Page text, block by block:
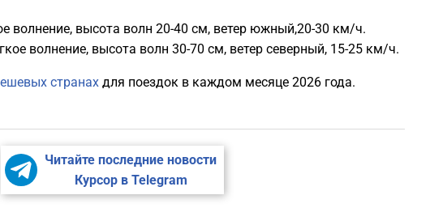
волнение, высота волн 20-40 см, ветер южный,20-30 км/ч.
волнение, высота волн 30-70 см, ветер северный, 15-25 км/ч.
странах для поездок в каждом месяце 2026 года.
Читайте последние новости
Курсор в Telegram